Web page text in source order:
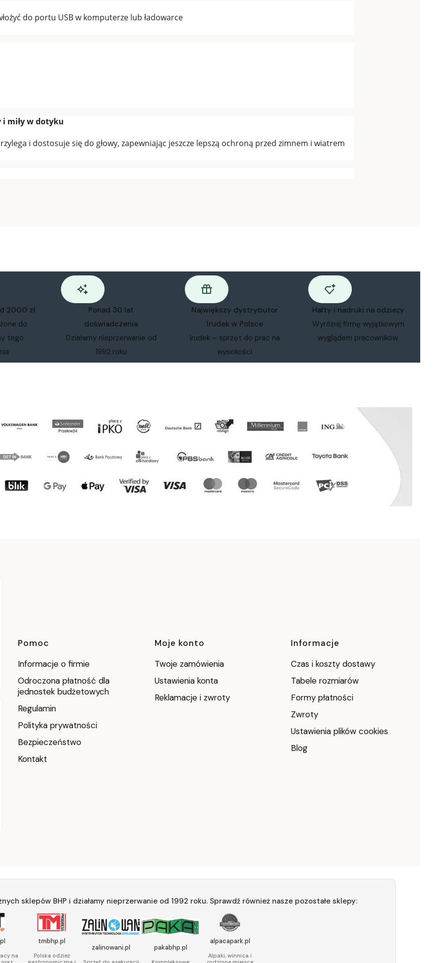
do portu USB w komputerze lub ładowarce
i miły w dotyku
i dostosuje się do głowy, zapewniając jeszcze lepszą ochroną przed zimnem i wiatrem
2000 zł
do
tego
Ponad 30 lat
doświadczenia
Działamy nieprzerwanie od
1992 roku
Największy dystrybutor
Irudek w Polsce
Irudek – sprzęt do prac na
wysokości
Hafty i nadruki na odzieży
Wyróżnij firmę wyjątkowym
wyglądem pracowników.
Linki w stopce
Pomoc
Informacje o firmie
Odroczona płatność dla
jednostek budżetowych
Regulamin
Polityka prywatności
Bezpieczeństwo
Kontakt
Moje konto
Twoje zamówienia
Ustawienia konta
Reklamacje i zwroty
Informacje
Czas i koszty dostawy
Tabele rozmiarów
Formy płatności
Zwroty
Ustawienia plików cookies
Blog
sklepów BHP i działamy nieprzerwanie od 1992 roku. Sprawdź również nasze pozostałe sklepy:
na
tmbhp.pl
Polska odzież
zalinowani.pl pakabhp.pl
alpacapark.pl
Alpaki, winnica i